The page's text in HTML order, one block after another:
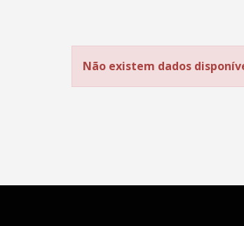
Não existem dados